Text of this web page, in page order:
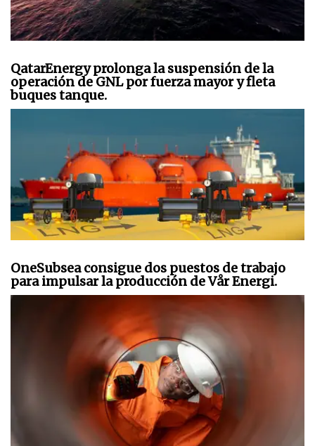
QatarEnergy prolonga la suspensión de la
operación de GNL por fuerza mayor y fleta
buques tanque.
OneSubsea consigue dos puestos de trabajo
para impulsar la producción de Vår Energi.